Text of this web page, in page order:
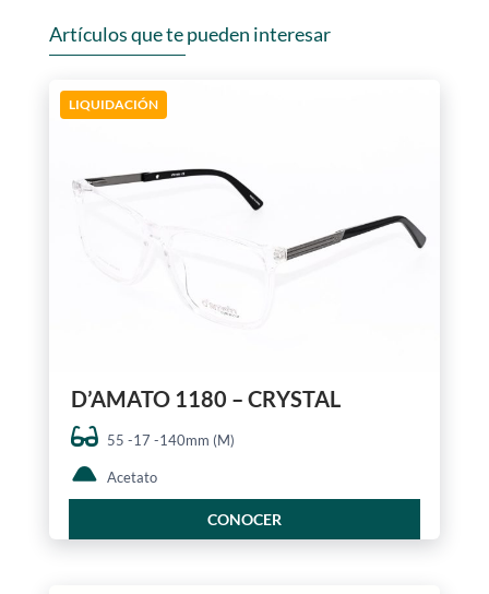
Artículos que te pueden interesar
LIQUIDACIÓN
D’AMATO 1180 – CRYSTAL
55 -17 -140mm (M)
Acetato
CONOCER